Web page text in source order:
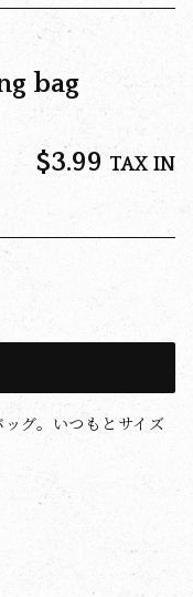
bag
$‌3.99 TAX IN
グ。いつもとサイズ